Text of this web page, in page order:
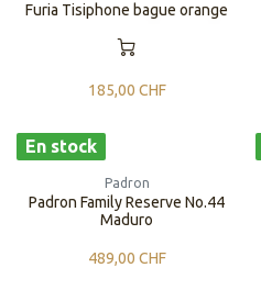
Furia Tisiphone bague orange
185,00 CHF
En stock
Padron
Padron Family Reserve No.44
Maduro
489,00 CHF